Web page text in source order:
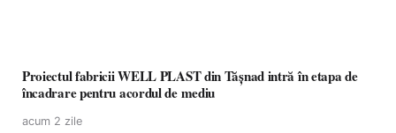
Proiectul fabricii WELL PLAST din Tășnad intră în etapa de
încadrare pentru acordul de mediu
acum 2 zile